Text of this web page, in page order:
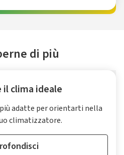
di più
il clima ideale
adatte per orientarti nella
climatizzatore.